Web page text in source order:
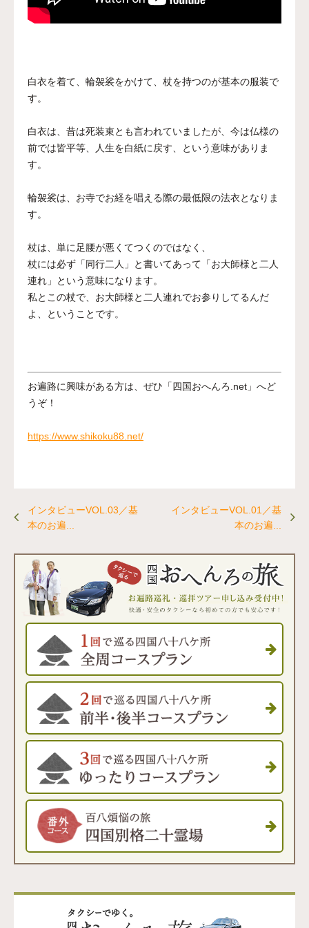
白衣を着て、輪袈裟をかけて、杖を持つのが基本の服装で
す。
白衣は、昔は死装束とも言われていましたが、今は仏様の
前では皆平等、人生を白紙に戻す、という意味がありま
す。
輪袈裟は、お寺でお経を唱える際の最低限の法衣となりま
す。
杖は、単に足腰が悪くてつくのではなく、
杖には必ず「同行二人」と書いてあって「お大師様と二人
連れ」という意味になります。
私とこの杖で、お大師様と二人連れでお参りしてるんだ
よ、ということです。
お遍路に興味がある方は、ぜひ「四国おへんろ.net」へど
うぞ！
https://www.shikoku88.net/
インタビューVOL.03／基
本のお遍...
インタビューVOL.01／基
本のお遍...